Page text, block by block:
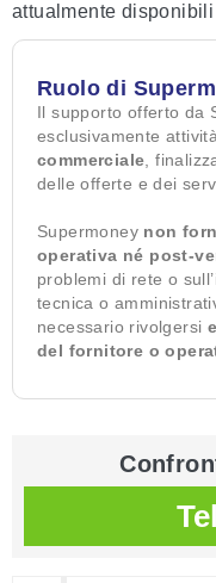
attualmente
Ruolo di
Il supporto offerto da
esclusivamente attività
commerciale ,
delle offerte e dei
Supermoney non
operativa né post-
problemi di rete o
tecnica o
necessario rivolgersi
del fornitore o